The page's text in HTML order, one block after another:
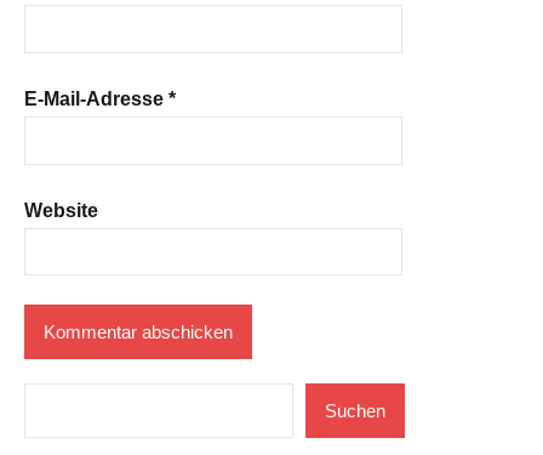
E-Mail-Adresse *
Website
Suchen